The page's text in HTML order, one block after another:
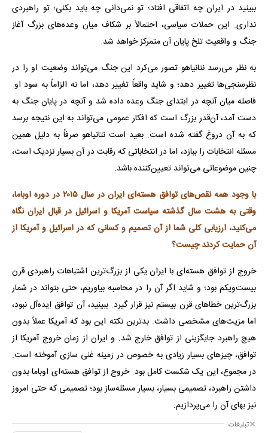
ببینید در ایران چه اتفاقی افتاد؛ تو نمی‌دانی چه باید بکنی؛ تو راهبردی
نداری. این حملات سیاسی، احتمالاً بر شکاف میان وعده‌های بزرگ آغاز
جنگ و واقعیت تلخ پایان آن متمرکز خواهد شد.
به نظر می‌رسد نتانیاهو تصور می‌کرد این جنگ می‌تواند وضعیت او را در
نظرسنجی‌ها تغییر دهد؛ و شاید واقعاً تغییر دهد، اما نه الزاماً به سود او.
فاصله میان آنچه در ابتدای جنگ وعده داده شد و آنچه در پایان جنگ به
دست آمد، آن‌قدر بزرگ است که افکار عمومی می‌تواند به این نتیجه برسد
که به آن دروغ گفته شده است. بعید است نتانیاهو صرفاً به دلیل همین
مسئله انتخابات را ببازد، اما در انتخاباتی که رقابت در آن بسیار نزدیک است،
چنین موضوعاتی می‌تواند تعیین‌کننده باشد.
با وجود همه نقص‌های توافق هسته‌ای ایران در سال ۲۰۱۵ در دوره اوباما،
وقتی به هشت سال گذشته سیاست آمریکا و اسرائیل در قبال ایران نگاه
می‌کنید، ارزیابی کلی شما از آن تصمیم و کسانی که در اسرائیل و آمریکا از
آن حمایت کردند چیست؟
خروج از توافق هسته‌ای با ایران یکی از بزرگ‌ترین اشتباهات راهبردی قرن
بیست‌ویکم بود؛ و شاید اگر آن را در محاسبه بیاوریم، حتی بتواند در شمار
بزرگ‌ترین خطاهای قرن بیستم نیز قرار گیرد. ببینید، آن توافق ایده‌آل نبود،
اما مزیت‌های مشخصی داشت. بدترین نکته این بود که آمریکا عملاً بدون
هیچ راهبرد جایگزینی از توافق خارج شد. و ایران از زمان خروج آمریکا از
توافق، چیزهای بسیار زیادی به خصوص در زمینه غنی سازی آموخته است.
در مجموع، این یک شکست کامل بود. خروج از توافق هسته‌ای اوباما بدون
داشتن راهبرد، تصمیمی بسیار، بسیار مسئله‌ساز بود؛ تصمیمی که حتی امروز
نیز بهای آن را می‌پردازیم.
تبلیغات